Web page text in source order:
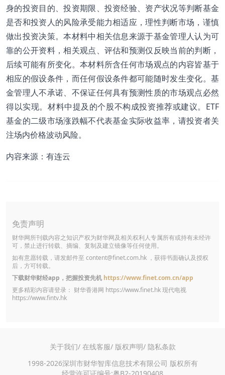
身的投资目的、投资期限、投资经验、资产状况等判断基金
是否和投资人的风险承受能力相适应，理性判断市场，谨慎
做出投资决策。本材料中相关信息来源于基金管理人认为可
靠的公开资料，相关观点、评估和预测仅反映当前的判断，
后续可能有所变化。本材料所含任何市场观点的内容皆基于
相应的假设条件，而任何假设条件都可能随时发生变化。基
金管理人不承诺、不保证任何具有预测性质的市场观点必然
得以实现。材料中提及的个股不构成投资推荐或建议。ETF
基金的二级市场涨跌幅不代表基金实际收益率，请投资者关
注场内价格波动风险。
内容来源：有连云
免责声明
财华网所刊载内容之知识产权为财华网及相关权利人专属所有或持有未经许
可，禁止进行转载、摘编、复制及建立镜像等任何使用。
如有意愿转载，请发邮件至 content@finet.com.hk ，获得书面确认及授权
后，方可转载。
下载财华财经app，把握投资先机 https://www.finet.com.cn/app
更多精彩内容请登录： 财华香港网 https://www.finet.hk现代电视
https://www.fintv.hk
关于我们/ 在线客服/ 版权声明/ 隐私条款
1998-2026深圳市财华智库信息技术有限公司 版权所有